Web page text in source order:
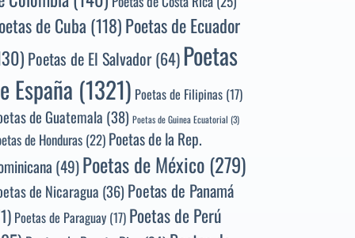
de Cuba (118)Poetas de Ecuador
Poetas de El Salvador(64)Poetas
España (1321) Poetas de Filipinas (17)
de Guatemala (38) Poetas de Guinea Ecuatorial (3)
de Honduras(22) Poetas de la Rep.
(49)Poetas de México(279)
de Nicaragua (36) Poetas de Panamá
Poetas de Paraguay (17) Poetas de Perú